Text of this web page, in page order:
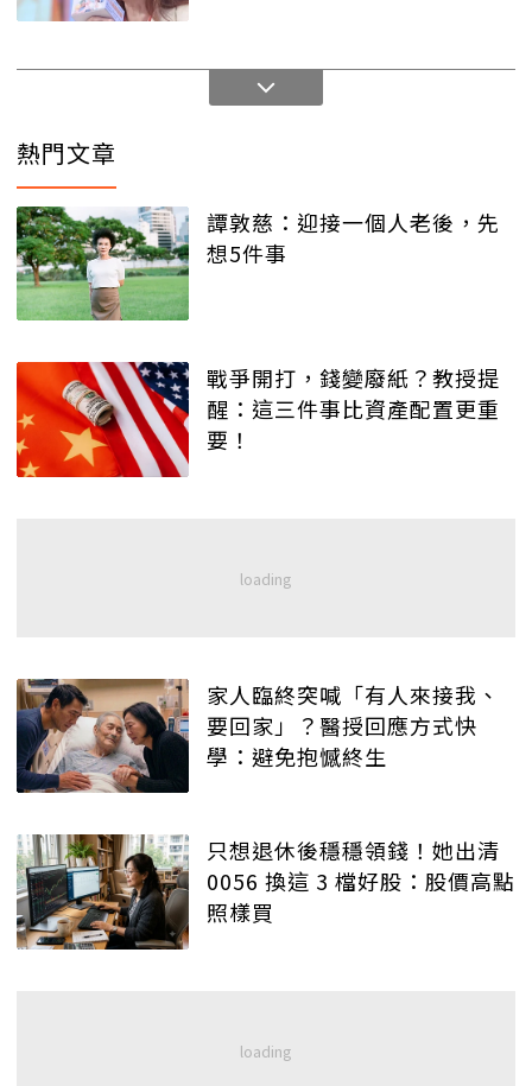
熱門文章
譚敦慈：迎接一個人老後，先
想5件事
戰爭開打，錢變廢紙？教授提
醒：這三件事比資產配置更重
要！
家人臨終突喊「有人來接我、
要回家」？醫授回應方式快
學：避免抱憾終生
只想退休後穩穩領錢！她出清
0056 換這 3 檔好股：股價高點
照樣買